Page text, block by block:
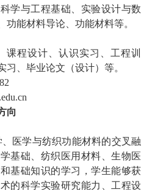
学与工程基础、实验设计与数
能材料导论、功能材料等。
课程设计、认识实习、工程训
、毕业论文（设计）等。
向
医学与纺织功能材料的交叉融
基础、纺织医用材料、生物医
基础知识的学习，学生能够获
的科学实验研究能力、工程设